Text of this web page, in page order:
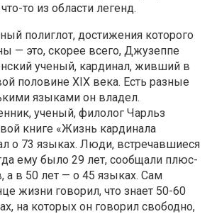
то из области легенд.
полиглот, достижения которого
— это, скорее всего, Джузеппе
ученый, кардинал, живший в
половине XIX века. Есть разные
языками он владел.
ученый, филолог Чарльз
книге «Жизнь кардинала
о 73 языках. Люди, встречавшиеся
ему было 29 лет, сообщали плюс-
а в 50 лет — о 45 языках. Сам
жизни говорил, что знает 50-60
на которых он говорил свободно,